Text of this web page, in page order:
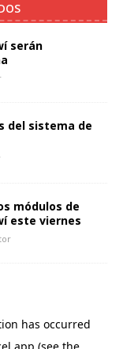
serán
del sistema de
módulos de
este viernes